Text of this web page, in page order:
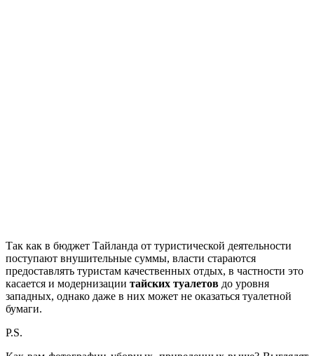
Так как в бюджет Тайланда от туристической деятельности
поступают внушительные суммы, власти стараются
предоставлять туристам качественных отдых, в частности это
касается и модернизации тайских туалетов до уровня
западных, однако даже в них может не оказаться туалетной
бумаги.
P.S.